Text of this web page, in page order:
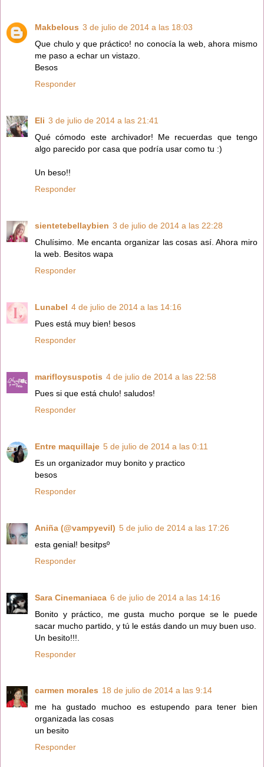
Makbelous 3 de julio de 2014 a las 18:03
Que chulo y que práctico! no conocía la web, ahora mismo
me paso a echar un vistazo.
Besos
Responder
Eli 3 de julio de 2014 a las 21:41
Qué cómodo este archivador! Me recuerdas que tengo
algo parecido por casa que podría usar como tu :)
Un beso!!
Responder
sientetebellaybien 3 de julio de 2014 a las 22:28
Chulísimo. Me encanta organizar las cosas así. Ahora miro
la web. Besitos wapa
Responder
Lunabel 4 de julio de 2014 a las 14:16
Pues está muy bien! besos
Responder
marifloysuspotis 4 de julio de 2014 a las 22:58
Pues si que está chulo! saludos!
Responder
Entre maquillaje 5 de julio de 2014 a las 0:11
Es un organizador muy bonito y practico
besos
Responder
Aniña (@vampyevil) 5 de julio de 2014 a las 17:26
esta genial! besitpsº
Responder
Sara Cinemaniaca 6 de julio de 2014 a las 14:16
Bonito y práctico, me gusta mucho porque se le puede
sacar mucho partido, y tú le estás dando un muy buen uso.
Un besito!!!.
Responder
carmen morales 18 de julio de 2014 a las 9:14
me ha gustado muchoo es estupendo para tener bien
organizada las cosas
un besito
Responder